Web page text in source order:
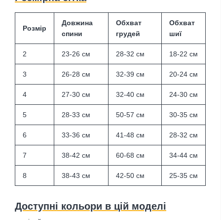
Розмір
Довжина
спини
Обхват
грудей
Обхват
шиї
2 23-26 см 28-32 см 18-22 см
3 26-28 см 32-39 см 20-24 см
4 27-30 см 32-40 см 24-30 см
5 28-33 см 50-57 см 30-35 см
6 33-36 см 41-48 см 28-32 см
7 38-42 см 60-68 см 34-44 см
8 38-43 см 42-50 см 25-35 см
Доступні кольори в цій моделі